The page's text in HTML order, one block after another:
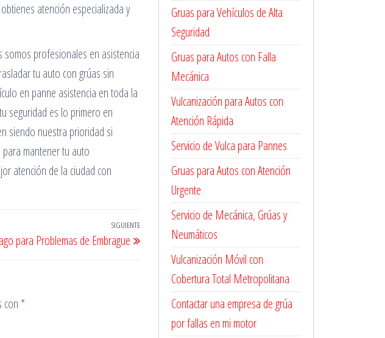
atención especializada y
somos profesionales en asistencia
tu auto con grúas sin
en panne asistencia en toda la
seguridad es lo primero en
siendo nuestra prioridad si
mantener tu auto
atención de la ciudad con
Entrada
siguiente
SIGUIENTE
para Problemas de Embrague
con *
Gruas para Vehículos de Alta
Seguridad
Gruas para Autos con Falla
Mecánica
Vulcanización para Autos con
Atención Rápida
Servicio de Vulca para Pannes
Gruas para Autos con Atención
Urgente
Servicio de Mecánica, Grúas y
Neumáticos
Vulcanización Móvil con
Cobertura Total Metropolitana
Contactar una empresa de grúa
por fallas en mi motor